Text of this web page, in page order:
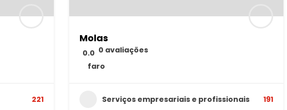
221
Molas
0.0 0 avaliações
faro
Serviços empresariais e profissionais 191